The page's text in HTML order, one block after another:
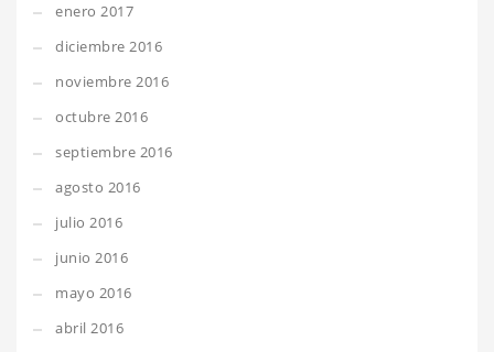
enero 2017
diciembre 2016
noviembre 2016
octubre 2016
septiembre 2016
agosto 2016
julio 2016
junio 2016
mayo 2016
abril 2016